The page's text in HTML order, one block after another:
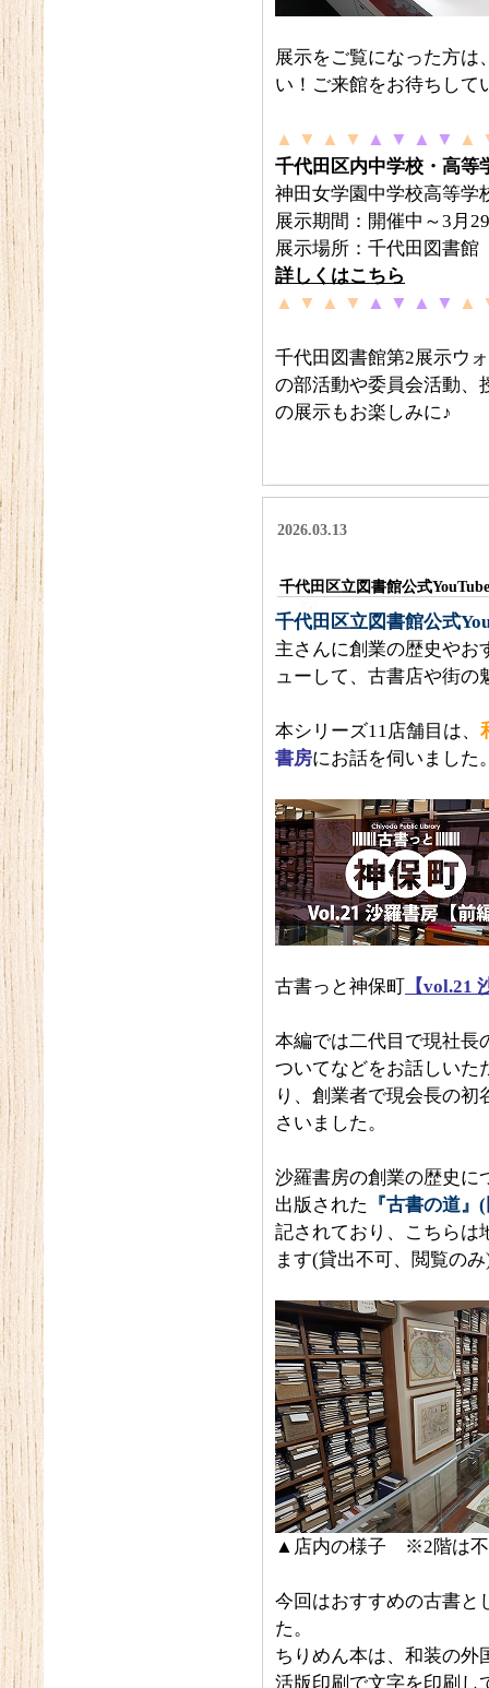
展示をご覧になった方は
い！ご来館をお待ちして
▲ ▼ ▲ ▼ ▲ ▼ ▲ ▼ ▲
千代田区内中学校・高等
神田女学園中学校高等
展示期間：開催中～3月
展示場所：千代田図書
詳しくはこちら
▲ ▼ ▲ ▼ ▲ ▼ ▲ ▼ ▲
千代田図書館第2展示ウ
の部活動や委員会活動、
の展示もお楽しみに♪
2026.03.13
千代田区立図書館公式
千代田区立図書館公式
主さんに創業の歴史やお
ューして、古書店や街の
本シリーズ11店舗目は、
書房にお話を伺いました
古書っと神保町 【vol.21
本編では二代目で現社長
ついてなどをお話しいた
り、創業者で現会長の
さいました。
沙羅書房の創業の歴史に
出版された
『古書の道
記されており、こちらは
ます(貸出不可、閲覧の
▲店内の様子 ※2階は不
今回はおすすめの古書と
た。
ちりめん本は、和装の外
活版印刷で文字を印刷し